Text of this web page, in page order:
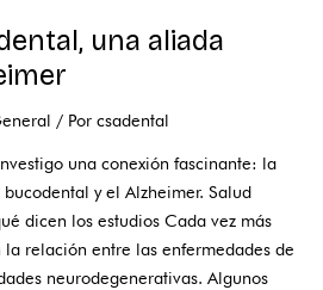
una aliada
/ Porcsadental
una conexión fascinante: la
y el Alzheimer. Salud
dicen los estudios Cada vez más
relación entre las enfermedades de
neurodegenerativas. Algunos